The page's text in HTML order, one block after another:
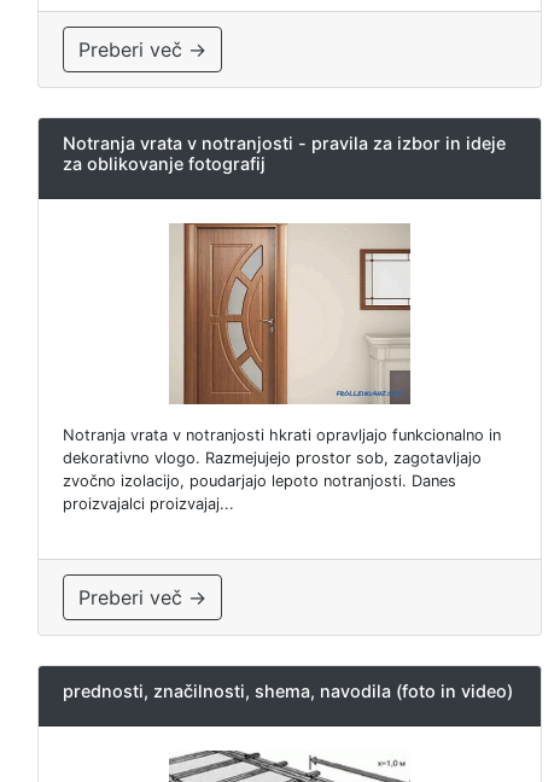
Preberi več →
Notranja vrata v notranjosti - pravila za izbor in ideje
za oblikovanje fotografij
Notranja vrata v notranjosti hkrati opravljajo funkcionalno in
dekorativno vlogo. Razmejujejo prostor sob, zagotavljajo
zvočno izolacijo, poudarjajo lepoto notranjosti. Danes
proizvajalci proizvajaj...
Preberi več →
prednosti, značilnosti, shema, navodila (foto in video)